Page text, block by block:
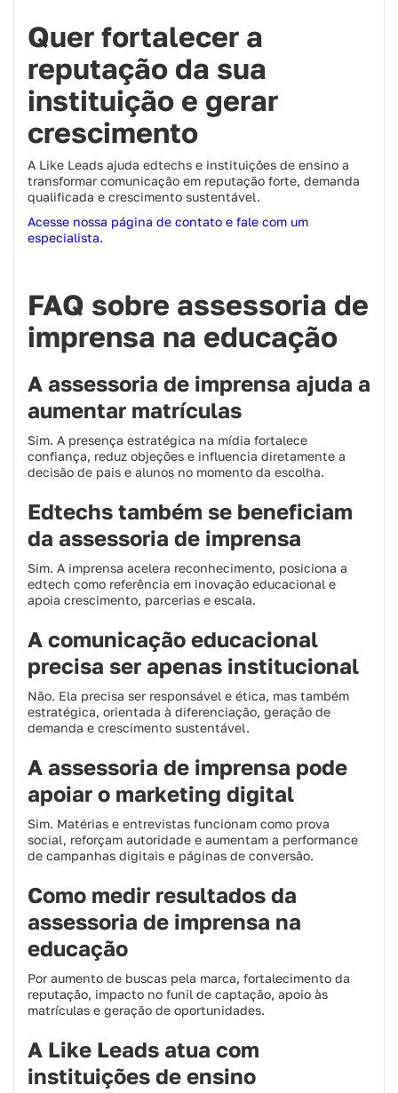
Quer fortalecer a
reputação da sua
instituição e gerar
crescimento
A Like Leads ajuda edtechs e instituições de ensino a
transformar comunicação em reputação forte, demanda
qualificada e crescimento sustentável.
Acesse nossa página de contato e fale com um
especialista.
FAQ sobre assessoria de
imprensa na educação
A assessoria de imprensa ajuda a
aumentar matrículas
Sim. A presença estratégica na mídia fortalece
confiança, reduz objeções e influencia diretamente a
decisão de pais e alunos no momento da escolha.
Edtechs também se beneficiam
da assessoria de imprensa
Sim. A imprensa acelera reconhecimento, posiciona a
edtech como referência em inovação educacional e
apoia crescimento, parcerias e escala.
A comunicação educacional
precisa ser apenas institucional
Não. Ela precisa ser responsável e ética, mas também
estratégica, orientada à diferenciação, geração de
demanda e crescimento sustentável.
A assessoria de imprensa pode
apoiar o marketing digital
Sim. Matérias e entrevistas funcionam como prova
social, reforçam autoridade e aumentam a performance
de campanhas digitais e páginas de conversão.
Como medir resultados da
assessoria de imprensa na
educação
Por aumento de buscas pela marca, fortalecimento da
reputação, impacto no funil de captação, apoio às
matrículas e geração de oportunidades.
A Like Leads atua com
instituições de ensino